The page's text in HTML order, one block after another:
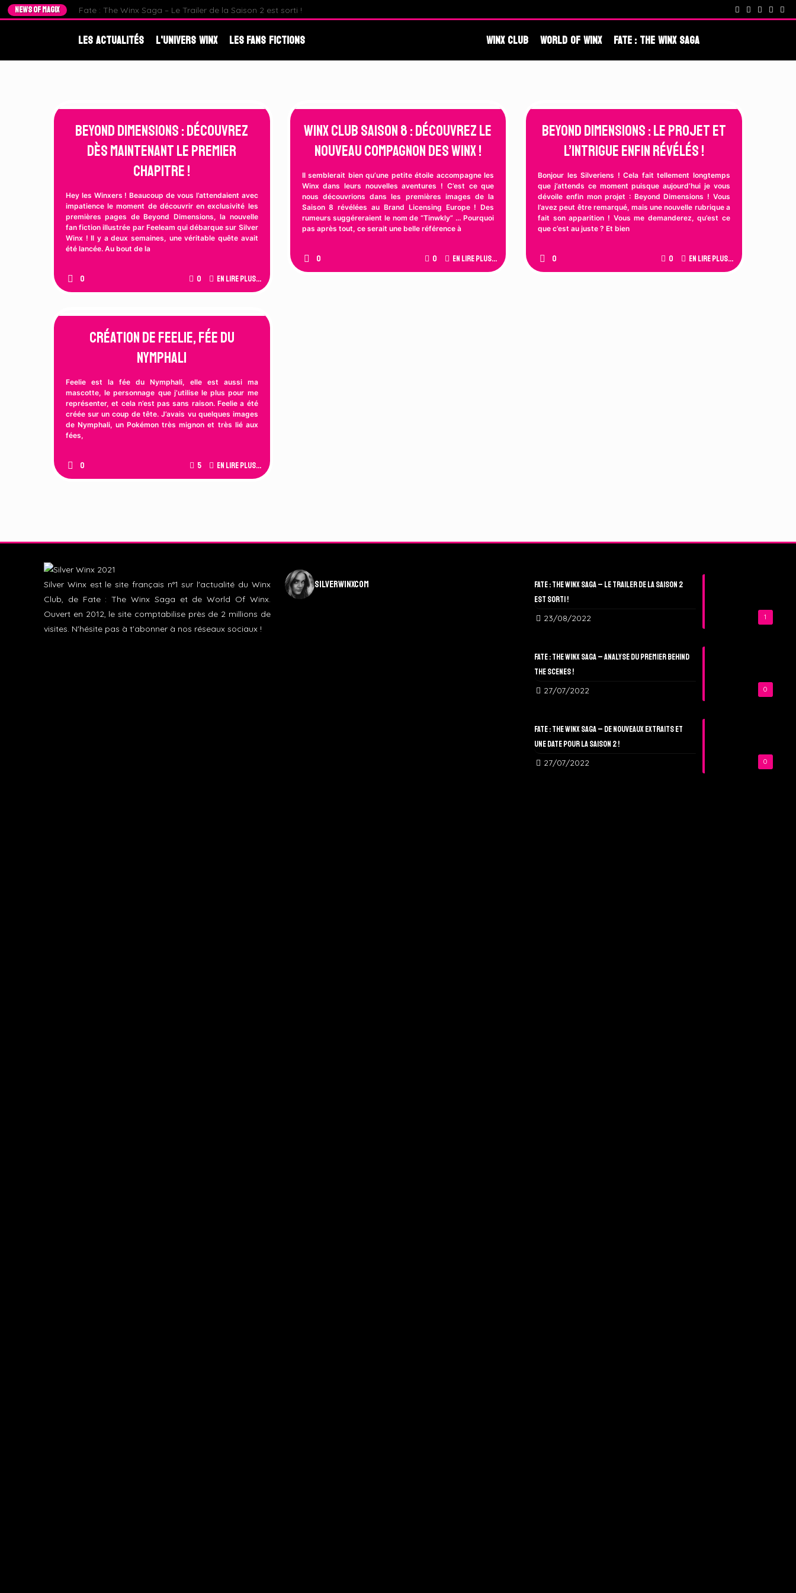
NEWS OF MAGIX Fate : The Winx Saga – Le Trailer de la Saison 2 est sorti ! Fate : The Winx Saga – De nouveaux extraits et une date
Les Actualités L'Univers Winx Les Fans Fictions Winx Club World Of Winx Fate : The Winx Saga
Beyond Dimensions : Découvrez
dès maintenant le premier
chapitre !
Hey les Winxers ! Beaucoup de vous l’attendaient avec
impatience le moment de découvrir en exclusivité les
premières pages de Beyond Dimensions, la nouvelle
fan fiction illustrée par Feeleam qui débarque sur Silver
Winx ! Il y a deux semaines, une véritable quête avait
été lancée. Au bout de la
0 0 En lire plus...
Winx Club Saison 8 : Découvrez le
nouveau compagnon des Winx !
Il semblerait bien qu’une petite étoile accompagne les
Winx dans leurs nouvelles aventures ! C’est ce que
nous découvrions dans les premières images de la
Saison 8 révélées au Brand Licensing Europe ! Des
rumeurs suggéreraient le nom de “Tinwkly” … Pourquoi
pas après tout, ce serait une belle référence à
0 0 En lire plus...
Beyond Dimensions : Le projet et
l’intrigue enfin révélés !
Bonjour les Silveriens ! Cela fait tellement longtemps
que j’attends ce moment puisque aujourd’hui je vous
dévoile enfin mon projet : Beyond Dimensions ! Vous
l’avez peut être remarqué, mais une nouvelle rubrique a
fait son apparition ! Vous me demanderez, qu’est ce
que c’est au juste ? Et bien
0 0 En lire plus...
Création de Feelie, fée du
Nymphali
Feelie est la fée du Nymphali, elle est aussi ma
mascotte, le personnage que j’utilise le plus pour me
représenter, et cela n’est pas sans raison. Feelie a été
créée sur un coup de tête. J’avais vu quelques images
de Nymphali, un Pokémon très mignon et très lié aux
fées,
0 5 En lire plus...
Silver Winx est le site français n°1 sur l'actualité du Winx
Club, de Fate : The Winx Saga et de World Of Winx.
Ouvert en 2012, le site comptabilise près de 2 millions de
visites. N'hésite pas à t'abonner à nos réseaux sociaux !
silverwinxcom
1
Fate : The Winx Saga – Le Trailer de la Saison 2
est sorti !
23/08/2022
0
Fate : The Winx Saga – Analyse du Premier Behind
The Scenes !
27/07/2022
0
Fate : The Winx Saga – De nouveaux extraits et
une date pour la Saison 2 !
27/07/2022